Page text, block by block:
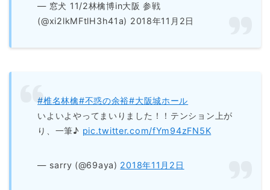
— 窓犬 11/2林檎博in大阪 参戦
(@xi2lkMFtlH3h41a) 2018年11月2日
#椎名林檎#不惑の余裕#大阪城ホール
いよいよやってまいりました！！テンション上が
り、一筆♪ pic.twitter.com/fYm94zFN5K
— sarry (@69aya) 2018年11月2日